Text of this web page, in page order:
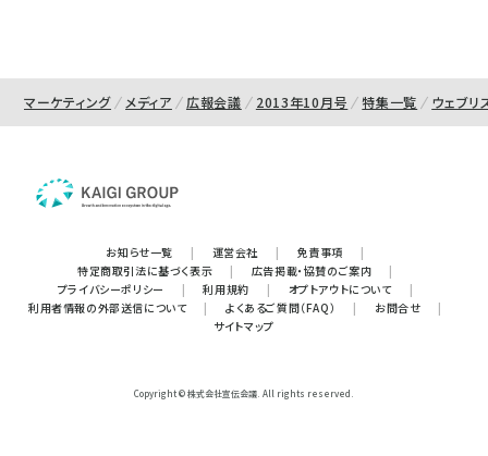
マーケティング メディア 広報会議 2013年10月号 特集一覧 ウェブリ
お知らせ一覧 | 運営会社 | 免責事項
|
特定商取引法に基づく表示
| 広告掲載・協賛のご案内
|
プライバシーポリシー
| 利用規約 | オプトアウトについて
|
利用者情報の外部送信について
| よくあるご質問（FAQ） | お問合せ
|
サイトマップ
Copyright © 株式会社宣伝会議. All rights reserved.